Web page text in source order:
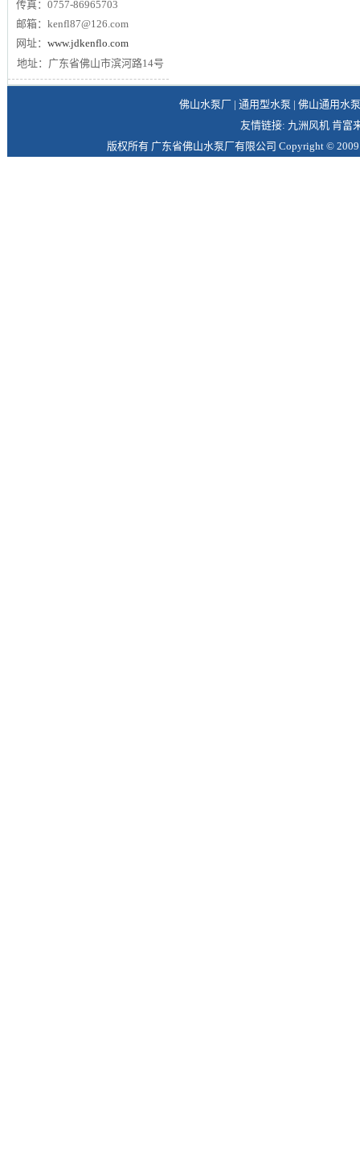
传真：0757-86965703
邮箱：kenfl87@126.com
网址： www.jdkenflo.com
地址：广东省佛山市滨河路14号
佛山水泵厂| 通用型水泵 | 佛山通用水泵
友情链接: 九洲风机 肯富
版权所有 广东省佛山水泵厂有限公司 Copyright ©